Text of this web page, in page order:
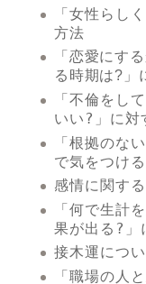
「女性らし
方法
「恋愛にす
る時期は?」
「不倫をし
いい?」 に対
「根拠のな
で気をつけ
感情に関す
「何で生計
果が出る?」
接木運につ
「職場の人